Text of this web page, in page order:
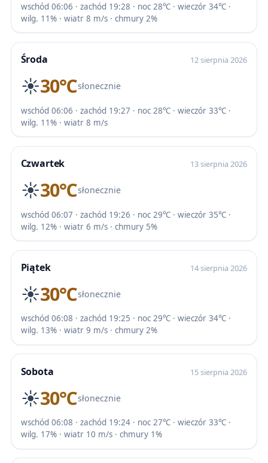
wschód 06:06 · zachód 19:28 · noc 28℃ · wieczór 34℃ ·
wilg. 11% · wiatr 8 m/s · chmury 2%
Środa 12 sierpnia 2026
☀️30℃słonecznie
wschód 06:06 · zachód 19:27 · noc 28℃ · wieczór 33℃ ·
wilg. 11% · wiatr 8 m/s
Czwartek 13 sierpnia 2026
☀️30℃słonecznie
wschód 06:07 · zachód 19:26 · noc 29℃ · wieczór 35℃ ·
wilg. 12% · wiatr 6 m/s · chmury 5%
Piątek 14 sierpnia 2026
☀️30℃słonecznie
wschód 06:08 · zachód 19:25 · noc 29℃ · wieczór 34℃ ·
wilg. 13% · wiatr 9 m/s · chmury 2%
Sobota 15 sierpnia 2026
☀️30℃słonecznie
wschód 06:08 · zachód 19:24 · noc 27℃ · wieczór 33℃ ·
wilg. 17% · wiatr 10 m/s · chmury 1%